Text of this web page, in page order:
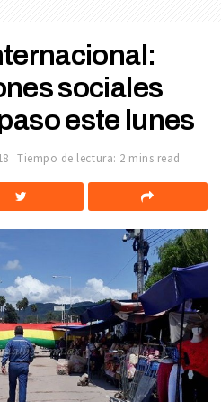
sociales
este lunes
Tiempo de lectura: 2 mins read